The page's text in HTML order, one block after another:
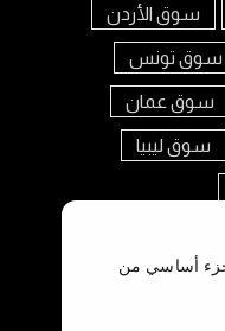
سوق الأردن
سوق تونس
سوق عمان
سوق ليبيا
أساسي من